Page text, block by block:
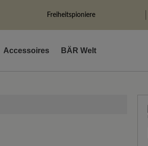
Freiheitspioniere
Accessoires BÄR Welt